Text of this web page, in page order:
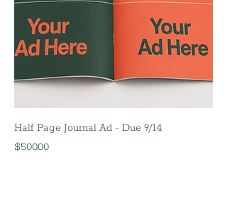
Half Page Journal Ad - Due 9/14
Precio
$500.00